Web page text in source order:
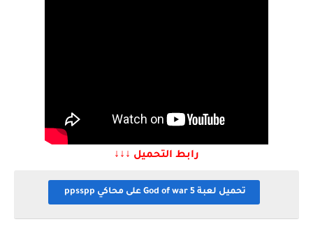
رابط التحميل ↓↓↓
تحميل لعبة God of war 5 على محاكي ppsspp